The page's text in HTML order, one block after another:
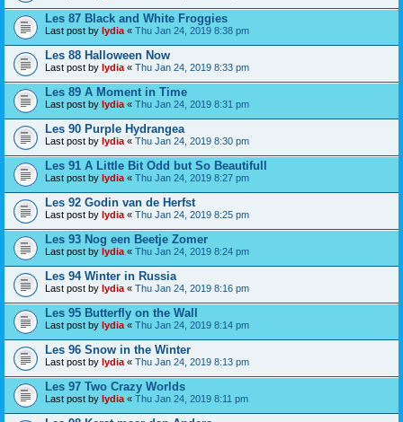
Les 87 Black and White Froggies
Last post by lydia « Thu Jan 24, 2019 8:38 pm
Les 88 Halloween Now
Last post by lydia « Thu Jan 24, 2019 8:33 pm
Les 89 A Moment in Time
Last post by lydia « Thu Jan 24, 2019 8:31 pm
Les 90 Purple Hydrangea
Last post by lydia « Thu Jan 24, 2019 8:30 pm
Les 91 A Little Bit Odd but So Beautifull
Last post by lydia « Thu Jan 24, 2019 8:27 pm
Les 92 Godin van de Herfst
Last post by lydia « Thu Jan 24, 2019 8:25 pm
Les 93 Nog een Beetje Zomer
Last post by lydia « Thu Jan 24, 2019 8:24 pm
Les 94 Winter in Russia
Last post by lydia « Thu Jan 24, 2019 8:16 pm
Les 95 Butterfly on the Wall
Last post by lydia « Thu Jan 24, 2019 8:14 pm
Les 96 Snow in the Winter
Last post by lydia « Thu Jan 24, 2019 8:13 pm
Les 97 Two Crazy Worlds
Last post by lydia « Thu Jan 24, 2019 8:11 pm